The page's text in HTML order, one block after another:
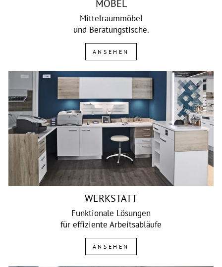
MÖBEL
Mittelraummöbel
und Beratungstische.
ANSEHEN
WERKSTATT
Funktionale Lösungen
für effiziente Arbeitsabläufe
ANSEHEN